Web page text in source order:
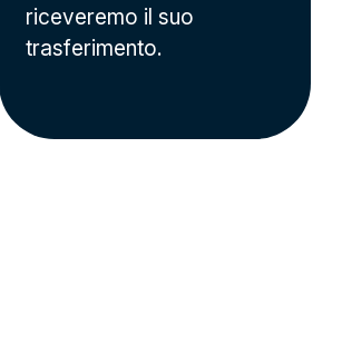
riceveremo il suo
trasferimento.